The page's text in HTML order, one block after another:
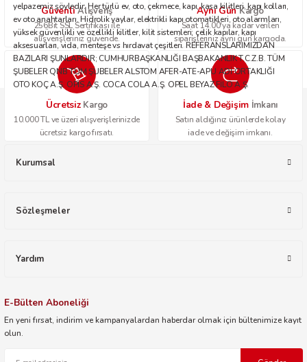
yelpazemiz şöyledir: Her türlü ev, oto, çekmece, kapı, kasa kilitleri, kapı kolları,
ev oto anahtarları. Hidrolik yaylar, elektrikli kapı otomatikleri, oto alarmları,
yüksek güvenlikli ve özellikli kilitler, kilit sistemleri; çelik kapılar, kapı
aksesuarları, vida, menteşe vs hırdavat çeşitleri. REFERANSLARIMIZDAN
BAZILARI ŞUNLARDIR; CUMHURBAŞKANLIĞI BAŞBAKANLIK T.C.Z.B. TÜM
ŞUBELER QNB TÜM ŞUBELER ALSTOM AFER-ATE-APU ADİ ORTAKLIĞI
OTO KOÇ A.Ş. OPİS A.Ş. COCA COLA A.Ş. OPEL BEYAZ FİLO A.Ş.
GüvenliAlışveriş
256Bit SSL Sertifikası ile
alışverişleriniz güvende.
Aynı GünKargo
Saat 14.00'ya kadar verilen
siparişleriniz aynı gün kargoda.
Ücretsiz Kargo
10.000 TL ve üzeri alışverişlerinizde
ücretsiz kargo fırsatı.
İade & Değişim İmkanı
Satın aldığınız ürünlerde kolay
iade ve değişim imkanı.
Kurumsal
Sözleşmeler
Yardım
E-Bülten Aboneliği
En yeni fırsat, indirim ve kampanyalardan haberdar olmak için bültenimize kayıt
olun.